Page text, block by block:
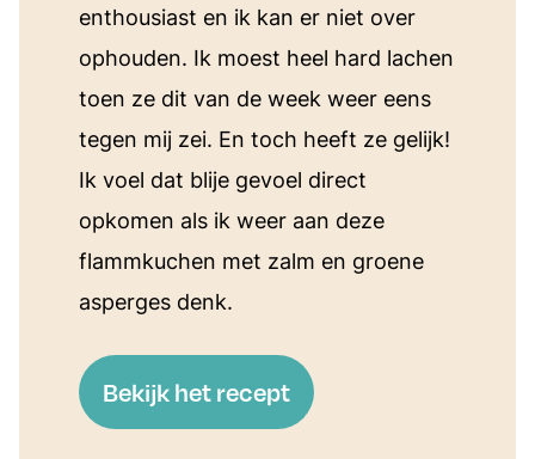
enthousiast en ik kan er niet over
ophouden. Ik moest heel hard lachen
toen ze dit van de week weer eens
tegen mij zei. En toch heeft ze gelijk!
Ik voel dat blije gevoel direct
opkomen als ik weer aan deze
flammkuchen met zalm en groene
asperges denk.
Bekijk het recept